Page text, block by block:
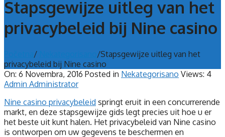
Stapsgewijze uitleg van het
privacybeleid bij Nine casino
/ /Stapsgewijze uitleg van het
privacybeleid bij Nine casino
On: 6 Novembra, 2016 Posted in Nekategorisano Views: 4
Admin Administrator
Nine casino privacybeleid springt eruit in een concurrerende
markt, en deze stapsgewijze gids legt precies uit hoe u er
het beste uit kunt halen. Het privacybeleid van Nine casino
is ontworpen om uw gegevens te beschermen en